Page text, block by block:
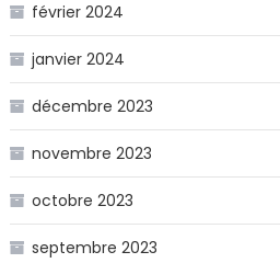
février 2024
janvier 2024
décembre 2023
novembre 2023
octobre 2023
septembre 2023